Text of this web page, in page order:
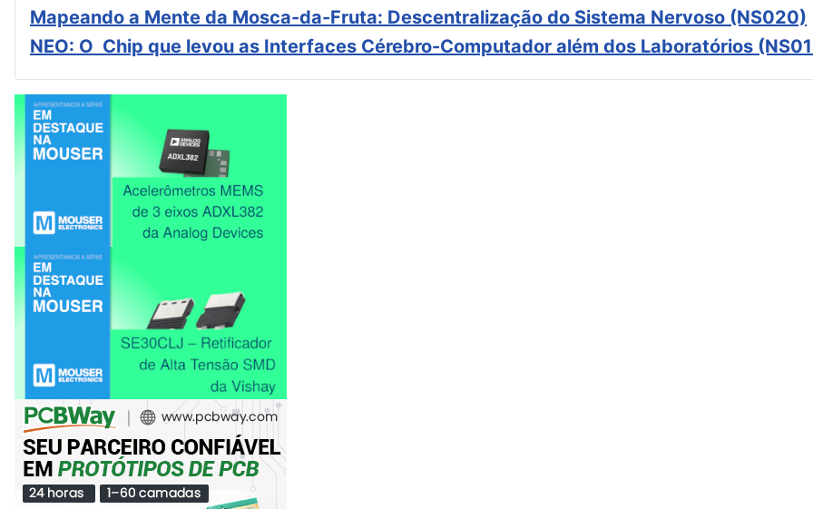
Mapeando a Mente da Mosca-da-Fruta: Descentralização do Sistema Nervoso (NS020)
NEO: O Chip que levou as Interfaces Cérebro-Computador além dos Laboratórios